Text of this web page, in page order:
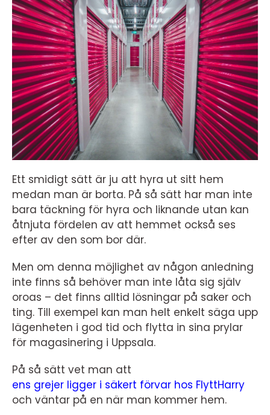
Ett smidigt sätt är ju att hyra ut sitt hem
medan man är borta. På så sätt har man inte
bara täckning för hyra och liknande utan kan
åtnjuta fördelen av att hemmet också ses
efter av den som bor där.
Men om denna möjlighet av någon anledning
inte finns så behöver man inte låta sig själv
oroas – det finns alltid lösningar på saker och
ting. Till exempel kan man helt enkelt säga upp
lägenheten i god tid och flytta in sina prylar
för magasinering i Uppsala.
På så sätt vet man att
ens grejer ligger i säkert förvar hos FlyttHarry
och väntar på en när man kommer hem.